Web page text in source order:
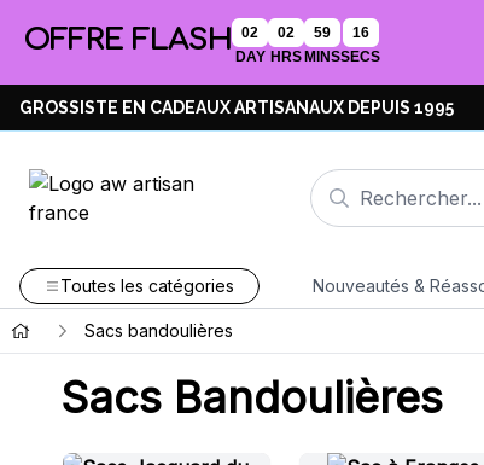
OFFRE FLASH
02
DAY
02
HRS
59
MINS
16
SECS
GROSSISTE EN CADEAUX ARTISANAUX DEPUIS 1995
Toutes les catégories Nouveautés &
Sacs bandoulières
Sacs Bandoulières